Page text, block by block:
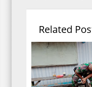
Related